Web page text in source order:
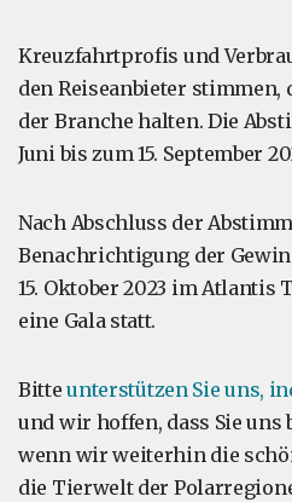
Kreuzfahrtprofis und
den Reiseanbieter stimmen,
der Branche halten. Die
Juni bis zum 15. September
Nach Abschluss der
Benachrichtigung der
15. Oktober 2023 im Atlantis
eine Gala statt.
Bitteunterstützen Sie uns,
und wir hoffen, dass Sie uns
wenn wir weiterhin die
die Tierwelt der